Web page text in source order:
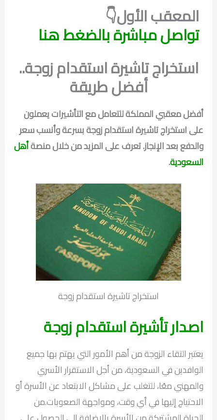
المعقب الأول👇
تواصل مباشرة بالضغط هنا
استخراج تاشيرة استقدام زوجة..
أفضل طريقة
أفضل معقبي المملكة للتعامل مع التأشيرات يعملون
على استخراج تاشيرة استقدام زوجة بسرعة وأنسب سعر
والدفع بعد الإنجاز.تعرف على المزيد من خلال منصةأهل
السعودية.
استخراج تاشيرة استقدام زوجة
اصدار تأشيرة استقدام زوجة
يعتبر التقاء الزوجة من أهم الأمور التي يهتم بها جميع
الوافدين في السعودية، من أجل الاستقرار الأسري
والمهني معًا، للتغلب على مشاكل الابتعاد عن الأسرة أو
الاحتياج إليها في أي وقت، ومواجهة الصعوبات.من